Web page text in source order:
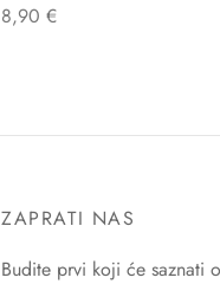
8,90 €
ZAPRATI NAS
Budite prvi koji će saznati